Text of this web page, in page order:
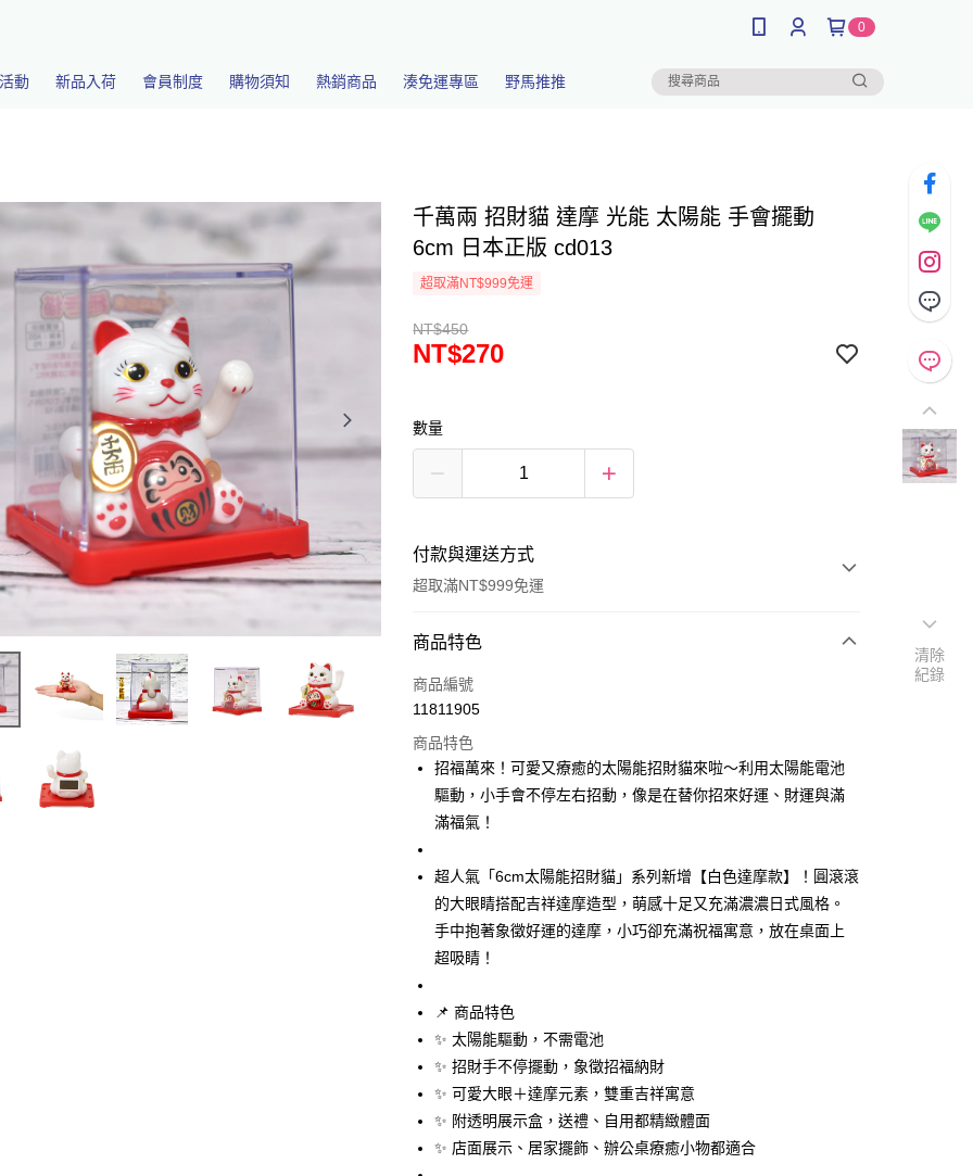
0
動 新品入荷 會員制度 購物須知 熱銷商品 湊免運專區 野馬推推
千萬兩 招財貓 達摩 光能 太陽能 手會擺動
6cm 日本正版 cd013
超取滿NT$999免運
NT$450
NT$270
數量
付款與運送方式
超取滿NT$999免運
付款方式
信用卡一次付款
3 期 0 利率 每期 NT$90 21家銀行
合作金庫商業銀行
第一商業銀行
華南商業銀行
臺灣中小企業銀行
台中商業銀行
匯豐（台灣）商業銀行
華泰商業銀行
聯邦商業銀行
遠東國際商業銀行
元大商業銀行
台灣樂天信用卡公司
超商取貨付款
Apple Pay
悠遊付
ATM付款
全家取貨付款
商品特色
商品編號
11811905
商品特色
招福萬來！可愛又療癒的太陽能招財貓來啦～利用太陽能電池
驅動，小手會不停左右招動，像是在替你招來好運、財運與滿
滿福氣！
超人氣「6cm太陽能招財貓」系列新增【白色達摩款】！圓滾滾
的大眼睛搭配吉祥達摩造型，萌感十足又充滿濃濃日式風格。
手中抱著象徵好運的達摩，小巧卻充滿祝福寓意，放在桌面上
超吸睛！
📌 商品特色
✨ 太陽能驅動，不需電池
✨ 招財手不停擺動，象徵招福納財
✨ 可愛大眼＋達摩元素，雙重吉祥寓意
✨ 附透明展示盒，送禮、自用都精緻體面
✨ 店面展示、居家擺飾、辦公桌療癒小物都適合
清除
紀錄